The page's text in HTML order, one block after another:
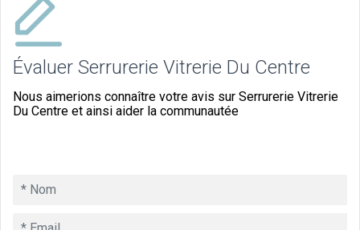
Évaluer Serrurerie Vitrerie Du Centre
Nous aimerions connaître votre avis sur Serrurerie Vitrerie
Du Centre et ainsi aider la communautée